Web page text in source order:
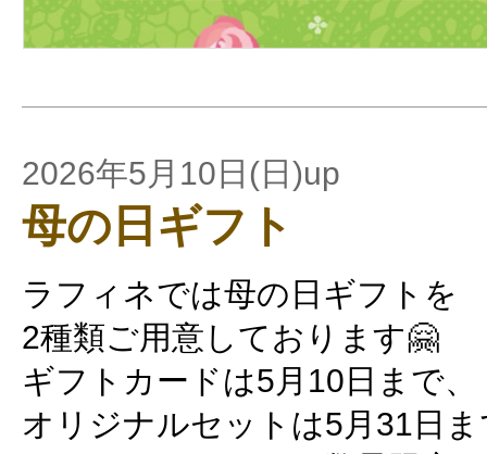
2026年5月10日(日)up
母の日ギフト
ラフィネでは母の日ギフトを
2種類ご用意しております🤗
ギフトカードは5月10日まで、
オリジナルセットは5月31日